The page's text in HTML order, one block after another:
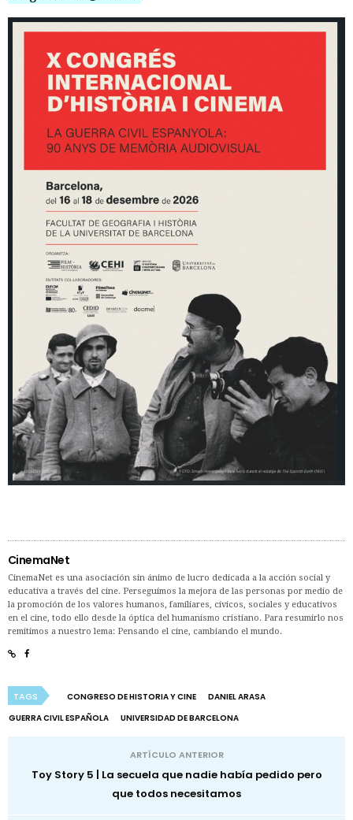
CinemaNet
CinemaNet es una asociación sin ánimo de lucro dedicada a la acción social y
educativa a través del cine. Perseguimos la mejora de las personas por medio de
la promoción de los valores humanos, familiares, cívicos, sociales y educativos
en el cine, todo ello desde la óptica del humanismo cristiano. Para resumirlo nos
remitimos a nuestro lema: Pensando el cine, cambiando el mundo.
TAGS CONGRESO DE HISTORIA Y CINE
DANIEL ARASA
GUERRA CIVIL ESPAÑOLA
UNIVERSIDAD DE BARCELONA
ARTÍCULO ANTERIOR
Toy Story 5 | La secuela que nadie había pedido pero
que todos necesitamos